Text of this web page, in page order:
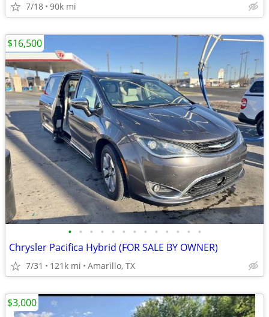
7/18 90k mi
• • • • • • • • • • • • •
Chrysler Pacifica Hybrid (FOR SALE BY OWNER)
7/31 121k mi Amarillo, TX
$16,500
$3,000